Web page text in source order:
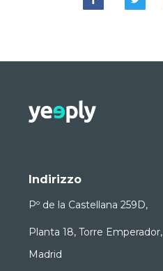
Indirizzo
Pº de la Castellana 259D,
Planta 18, Torre Emperador,
Madrid